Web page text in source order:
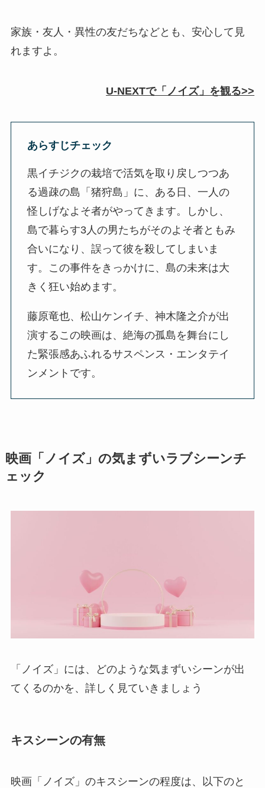
家族・友人・異性の友だちなどとも、安心して見
れますよ。
U-NEXTで「ノイズ」を観る>>
あらすじチェック
黒イチジクの栽培で活気を取り戻しつつあ
る過疎の島「猪狩島」に、ある日、一人の
怪しげなよそ者がやってきます。しかし、
島で暮らす3人の男たちがそのよそ者ともみ
合いになり、誤って彼を殺してしまいま
す。この事件をきっかけに、島の未来は大
きく狂い始めます。
藤原竜也、松山ケンイチ、神木隆之介が出
演するこの映画は、絶海の孤島を舞台にし
た緊張感あふれるサスペンス・エンタテイ
ンメントです。
映画「ノイズ」の気まずいラブシーンチ
ェック
「ノイズ」には、どのような気まずいシーンが出
てくるのかを、詳しく見ていきましょう
キスシーンの有無
映画「ノイズ」のキスシーンの程度は、以下のと